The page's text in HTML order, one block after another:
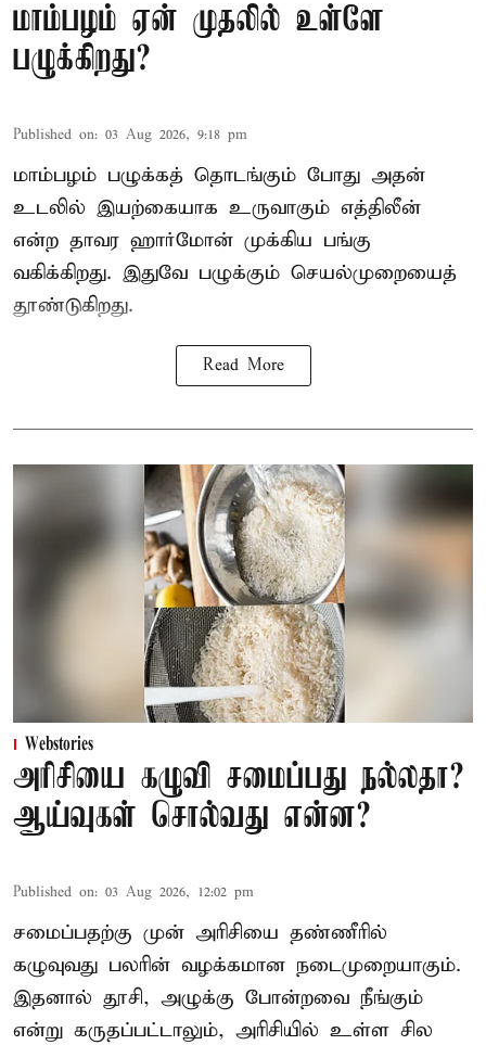
மாம்பழம் ஏன் முதலில் உள்ளே
பழுக்கிறது?
Published on: 03 Aug 2026, 9:18 pm
மாம்பழம் பழுக்கத் தொடங்கும் போது அதன்
உடலில் இயற்கையாக உருவாகும் எத்திலீன்
என்ற தாவர ஹார்மோன் முக்கிய பங்கு
வகிக்கிறது. இதுவே பழுக்கும் செயல்முறையைத்
தூண்டுகிறது.
Read More
Webstories
அரிசியை கழுவி சமைப்பது நல்லதா?
ஆய்வுகள் சொல்வது என்ன?
Published on: 03 Aug 2026, 12:02 pm
சமைப்பதற்கு முன் அரிசியை தண்ணீரில்
கழுவுவது பலரின் வழக்கமான நடைமுறையாகும்.
இதனால் தூசி, அழுக்கு போன்றவை நீங்கும்
என்று கருதப்பட்டாலும், அரிசியில் உள்ள சில